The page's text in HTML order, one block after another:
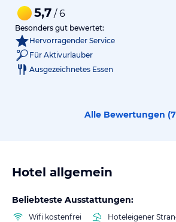
5,7 / 6
Besonders gut bewertet:
Hervorragender Service
Für Aktivurlauber
Ausgezeichnetes Essen
Alle Bewertungen (
Hotel allgemein
Beliebteste Ausstattungen:
Wifi kostenfrei
Hoteleigener